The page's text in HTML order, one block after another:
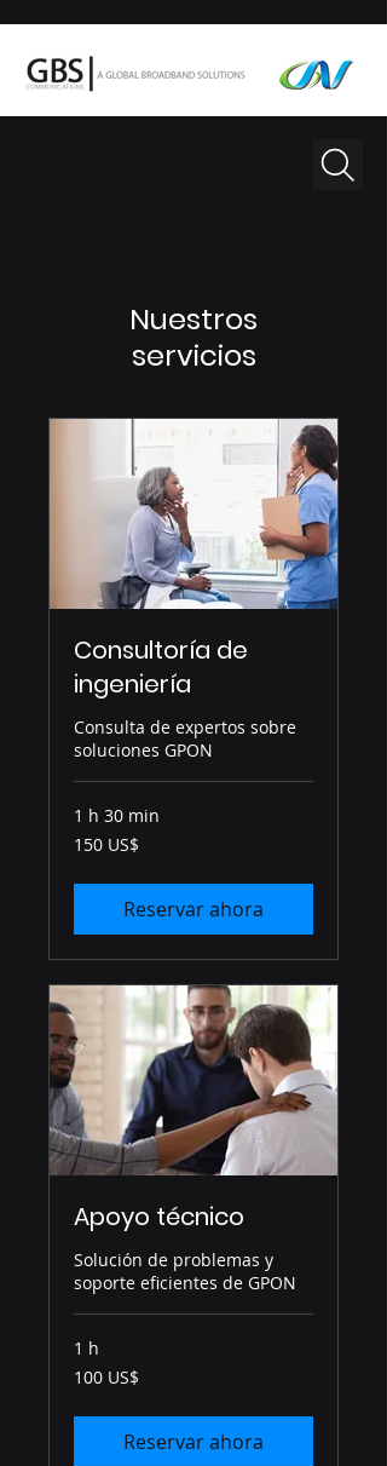
Nuestros
servicios
Consultoría de
ingeniería
Consulta de expertos sobre
soluciones GPON
1 h 30 min
150
dólares
150 US$
Reservar ahora
Apoyo técnico
Solución de problemas y
soporte eficientes de GPON
1 h
100
dólares
100 US$
Reservar ahora